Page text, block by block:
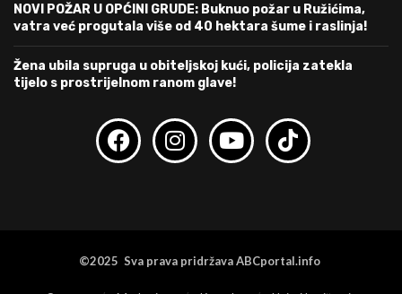
NOVI POŽAR U OPĆINI GRUDE: Buknuo požar u Ružićima,
vatra već progutala više od 40 hektara šume i raslinja!
Žena ubila supruga u obiteljskoj kući, policija zatekla
tijelo s prostrijelnom ranom glave!
©2025 Sva prava pridržava ABCportal.info